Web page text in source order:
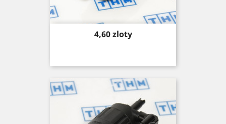
Price
4,60 zloty